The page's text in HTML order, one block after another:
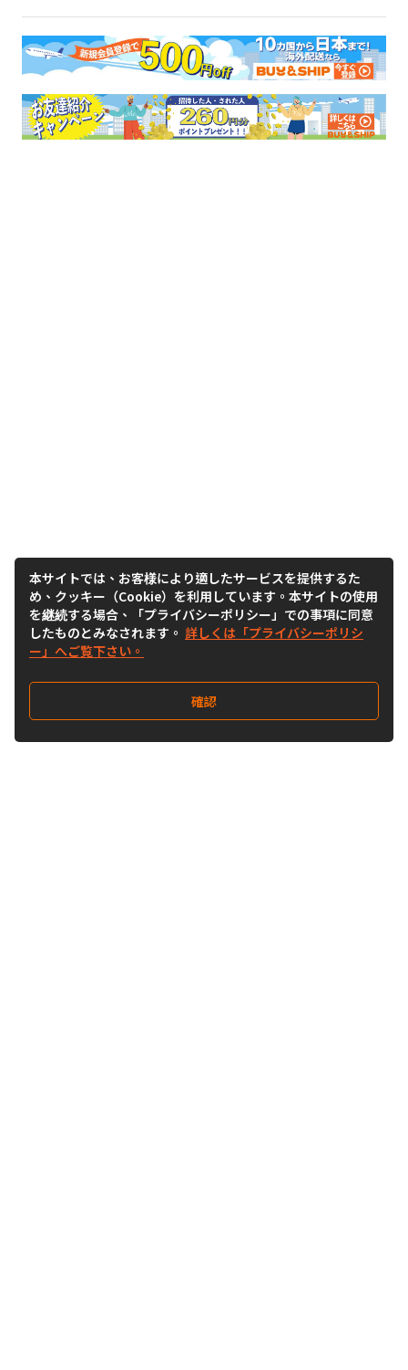
本サイトでは、お客様により適したサービスを提供するた
め、クッキー（Cookie）を利用しています。本サイトの使用
を継続する場合、「プライバシーポリシー」での事項に同意
したものとみなされます。 詳しくは「プライバシーポリシ
ー」へご覧下さい。
確認